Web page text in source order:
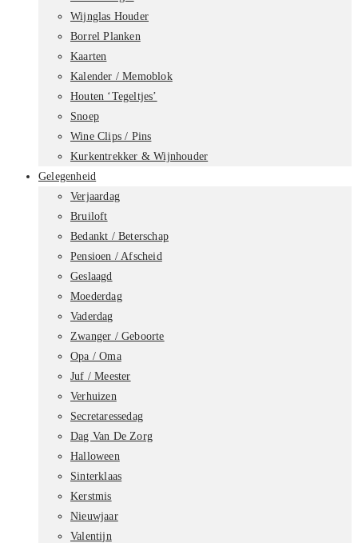
Wijnglas Houder
Borrel Planken
Kaarten
Kalender / Memoblok
Houten ‘Tegeltjes’
Snoep
Wine Clips / Pins
Kurkentrekker & Wijnhouder
Gelegenheid
Verjaardag
Bruiloft
Bedankt / Beterschap
Pensioen / Afscheid
Geslaagd
Moederdag
Vaderdag
Zwanger / Geboorte
Opa / Oma
Juf / Meester
Verhuizen
Secretaressedag
Dag Van De Zorg
Halloween
Sinterklaas
Kerstmis
Nieuwjaar
Valentijn